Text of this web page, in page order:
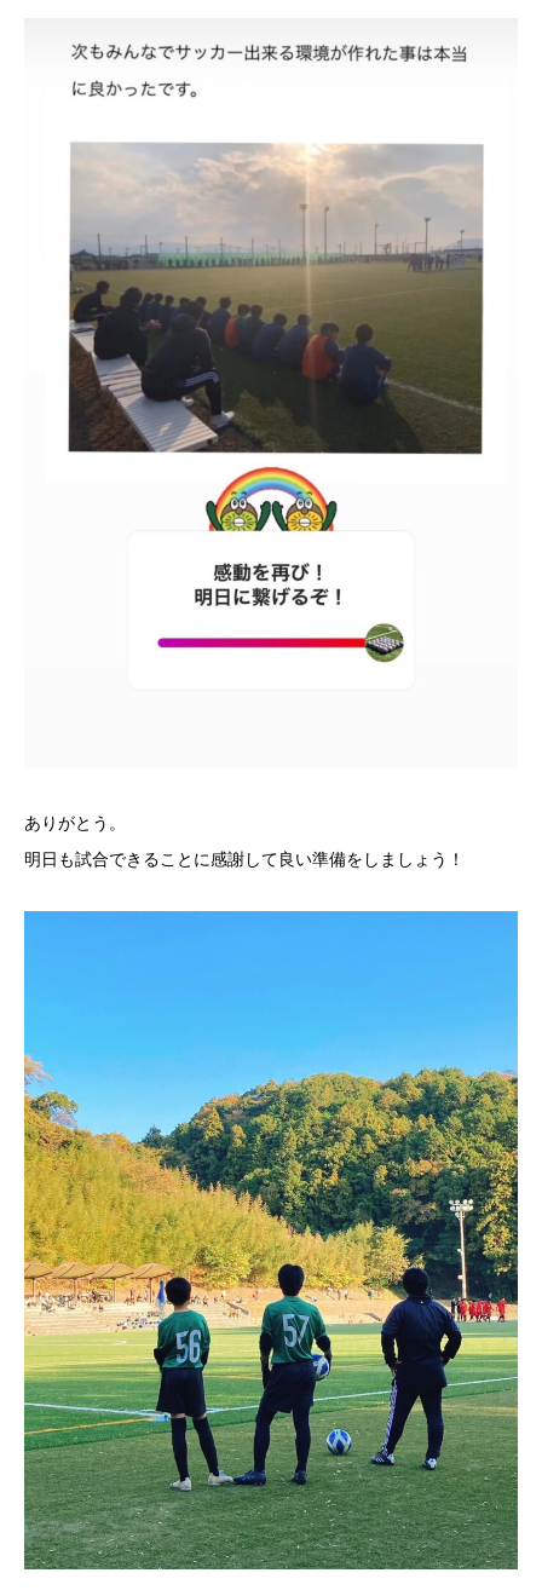
ありがとう。
明日も試合できることに感謝して良い準備をしましょう！